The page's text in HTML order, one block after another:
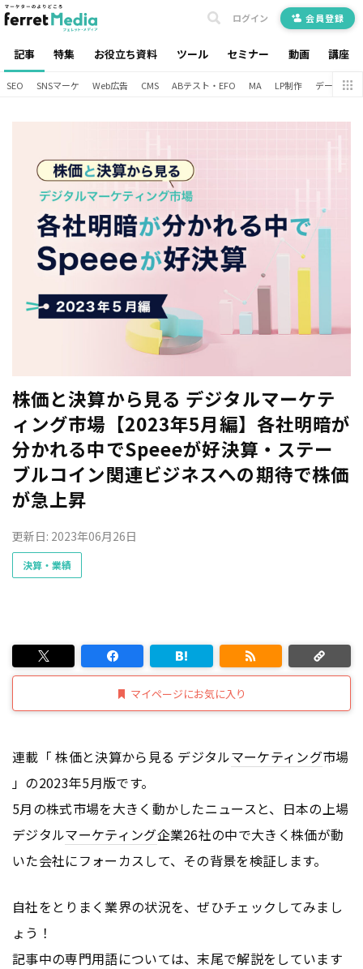
記事 特集 お役立ち資料 ツール セミナー 動画 講座
ログイン 会員登録
SEO SNSマーケ Web広告 CMS ABテスト・EFO MA LP制作 データ分析
株価と決算から見る デジタルマーケテ
ィング市場【2023年5月編】各社明暗が
分かれる中でSpeeeが好決算・ステー
ブルコイン関連ビジネスへの期待で株価
が急上昇
更新日: 2023年06月26日
決算・業績
マイページにお気に入り
連載「 株価と決算から見る デジタルマーケティング市場
」の2023年5月版です。
5月の株式市場を大きく動かしたニュースと、日本の上場
デジタルマーケティング企業26社の中で大きく株価が動
いた会社にフォーカスして、その背景を検証します。
自社をとりまく業界の状況を、ぜひチェックしてみまし
ょう！
記事中の専門用語については、末尾で解説をしています